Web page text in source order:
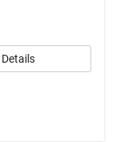
Details